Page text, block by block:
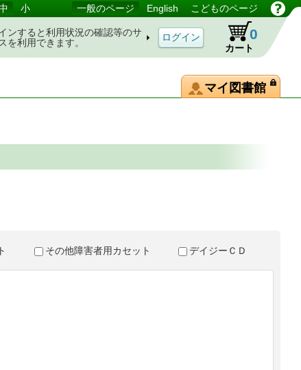
小 一般のページ English こどものページ
ンすると利用状況の確認等のサ
を利用できます。
カート
0
マイ図書館
ト その他障害者用カセット デイジーＣＤ